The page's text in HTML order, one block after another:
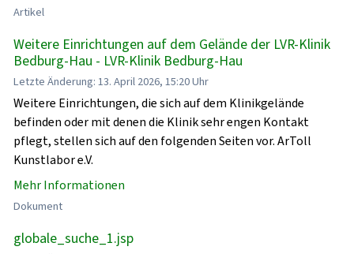
Artikel
Weitere Einrichtungen auf dem Gelände der LVR-Klinik
Bedburg-Hau - LVR-Klinik Bedburg-Hau
Letzte Änderung: 13. April 2026, 15:20 Uhr
Weitere Einrichtungen, die sich auf dem Klinikgelände
befinden oder mit denen die Klinik sehr engen Kontakt
pflegt, stellen sich auf den folgenden Seiten vor. ArToll
Kunstlabor e.V.
Mehr Informationen
Dokument
globale_suche_1.jsp